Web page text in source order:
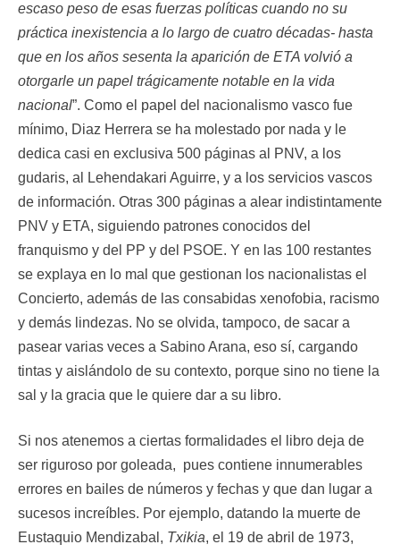
escaso peso de esas fuerzas políticas cuando no su
práctica inexistencia a lo largo de cuatro décadas- hasta
que en los años sesenta la aparición de ETA volvió a
otorgarle un papel trágicamente notable en la vida
nacional”. Como el papel del nacionalismo vasco fue
mínimo, Diaz Herrera se ha molestado por nada y le
dedica casi en exclusiva 500 páginas al PNV, a los
gudaris, al Lehendakari Aguirre, y a los servicios vascos
de información. Otras 300 páginas a alear indistintamente
PNV y ETA, siguiendo patrones conocidos del
franquismo y del PP y del PSOE. Y en las 100 restantes
se explaya en lo mal que gestionan los nacionalistas el
Concierto, además de las consabidas xenofobia, racismo
y demás lindezas. No se olvida, tampoco, de sacar a
pasear varias veces a Sabino Arana, eso sí, cargando
tintas y aislándolo de su contexto, porque sino no tiene la
sal y la gracia que le quiere dar a su libro.
Si nos atenemos a ciertas formalidades el libro deja de
ser riguroso por goleada, pues contiene innumerables
errores en bailes de números y fechas y que dan lugar a
sucesos increíbles. Por ejemplo, datando la muerte de
Eustaquio Mendizabal, Txikia, el 19 de abril de 1973,